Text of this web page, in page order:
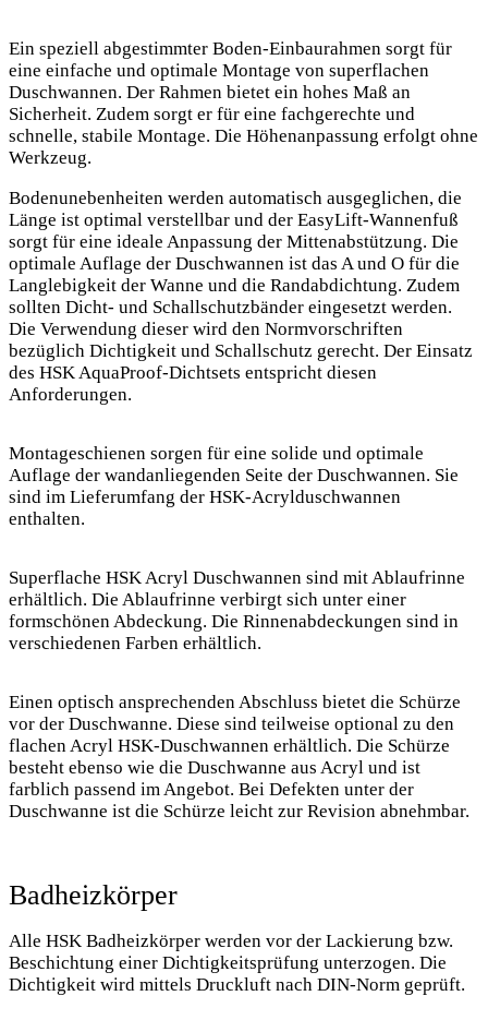
Ein speziell abgestimmter Boden-Einbaurahmen sorgt für
eine einfache und optimale Montage von superflachen
Duschwannen. Der Rahmen bietet ein hohes Maß an
Sicherheit. Zudem sorgt er für eine fachgerechte und
schnelle, stabile Montage. Die Höhenanpassung erfolgt ohne
Werkzeug.
Bodenunebenheiten werden automatisch ausgeglichen, die
Länge ist optimal verstellbar und der EasyLift-Wannenfuß
sorgt für eine ideale Anpassung der Mittenabstützung. Die
optimale Auflage der Duschwannen ist das A und O für die
Langlebigkeit der Wanne und die Randabdichtung. Zudem
sollten Dicht- und Schallschutzbänder eingesetzt werden.
Die Verwendung dieser wird den Normvorschriften
bezüglich Dichtigkeit und Schallschutz gerecht. Der Einsatz
des HSK AquaProof-Dichtsets entspricht diesen
Anforderungen.
Montageschienen sorgen für eine solide und optimale
Auflage der wandanliegenden Seite der Duschwannen. Sie
sind im Lieferumfang der HSK-Acrylduschwannen
enthalten.
Superflache HSK Acryl Duschwannen sind mit Ablaufrinne
erhältlich. Die Ablaufrinne verbirgt sich unter einer
formschönen Abdeckung. Die Rinnenabdeckungen sind in
verschiedenen Farben erhältlich.
Einen optisch ansprechenden Abschluss bietet die Schürze
vor der Duschwanne. Diese sind teilweise optional zu den
flachen Acryl HSK-Duschwannen erhältlich. Die Schürze
besteht ebenso wie die Duschwanne aus Acryl und ist
farblich passend im Angebot. Bei Defekten unter der
Duschwanne ist die Schürze leicht zur Revision abnehmbar.
Badheizkörper
Alle HSK Badheizkörper werden vor der Lackierung bzw.
Beschichtung einer Dichtigkeitsprüfung unterzogen. Die
Dichtigkeit wird mittels Druckluft nach DIN-Norm geprüft.